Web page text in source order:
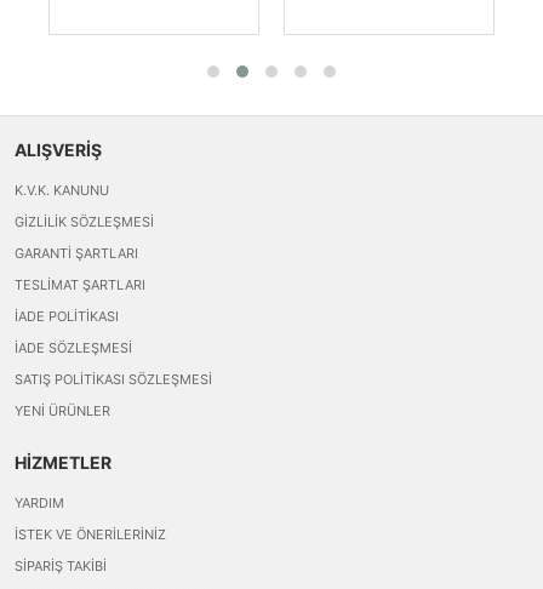
ALIŞVERİŞ
K.V.K. KANUNU
GIZLILIK SÖZLEŞMESI
GARANTI ŞARTLARI
TESLIMAT ŞARTLARI
İADE POLITIKASI
İADE SÖZLEŞMESI
SATIŞ POLITIKASI SÖZLEŞMESI
YENI ÜRÜNLER
HİZMETLER
YARDIM
İSTEK VE ÖNERILERINIZ
SIPARIŞ TAKIBI